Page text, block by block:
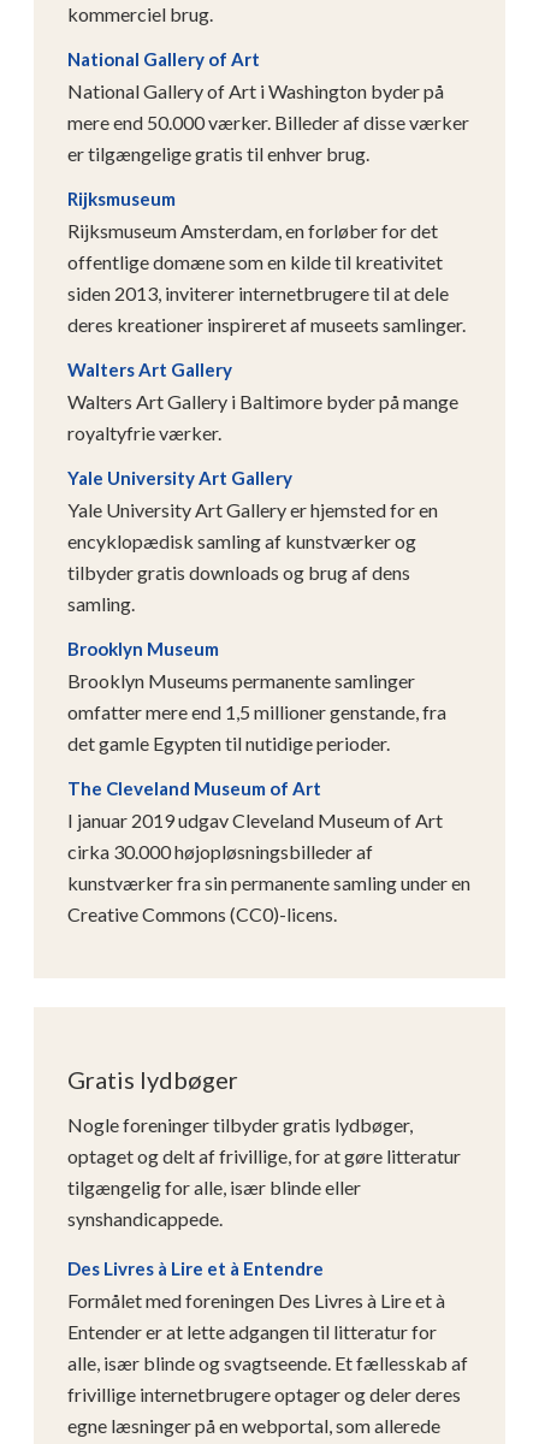
kommerciel brug.
National Gallery of Art
National Gallery of Art i Washington byder på
mere end 50.000 værker. Billeder af disse værker
er tilgængelige gratis til enhver brug.
Rijksmuseum
Rijksmuseum Amsterdam, en forløber for det
offentlige domæne som en kilde til kreativitet
siden 2013, inviterer internetbrugere til at dele
deres kreationer inspireret af museets samlinger.
Walters Art Gallery
Walters Art Gallery i Baltimore byder på mange
royaltyfrie værker.
Yale University Art Gallery
Yale University Art Gallery er hjemsted for en
encyklopædisk samling af kunstværker og
tilbyder gratis downloads og brug af dens
samling.
Brooklyn Museum
Brooklyn Museums permanente samlinger
omfatter mere end 1,5 millioner genstande, fra
det gamle Egypten til nutidige perioder.
The Cleveland Museum of Art
I januar 2019 udgav Cleveland Museum of Art
cirka 30.000 højopløsningsbilleder af
kunstværker fra sin permanente samling under en
Creative Commons (CC0)-licens.
Gratis lydbøger
Nogle foreninger tilbyder gratis lydbøger,
optaget og delt af frivillige, for at gøre litteratur
tilgængelig for alle, især blinde eller
synshandicappede.
Des Livres à Lire et à Entendre
Formålet med foreningen Des Livres à Lire et à
Entender er at lette adgangen til litteratur for
alle, især blinde og svagtseende. Et fællesskab af
frivillige internetbrugere optager og deler deres
egne læsninger på en webportal, som allerede